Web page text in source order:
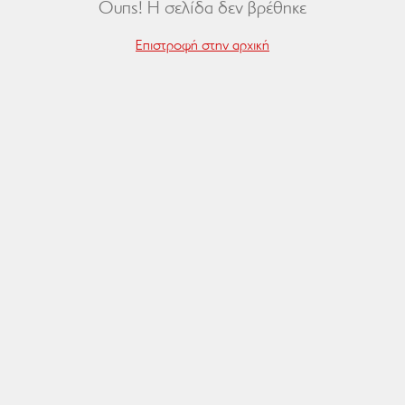
Ουπς! Η σελίδα δεν βρέθηκε
Επιστροφή στην αρχική